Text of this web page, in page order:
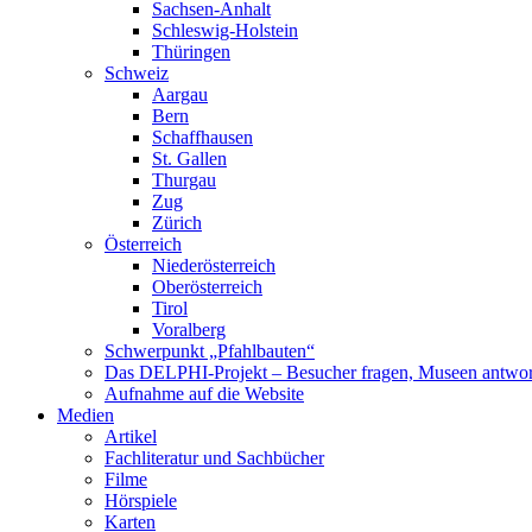
Sachsen-Anhalt
Schleswig-Holstein
Thüringen
Schweiz
Aargau
Bern
Schaffhausen
St. Gallen
Thurgau
Zug
Zürich
Österreich
Niederösterreich
Oberösterreich
Tirol
Voralberg
Schwerpunkt „Pfahlbauten“
Das DELPHI-Projekt – Besucher fragen, Museen
Aufnahme auf die Website
Medien
Artikel
Fachliteratur und Sachbücher
Filme
Hörspiele
Karten